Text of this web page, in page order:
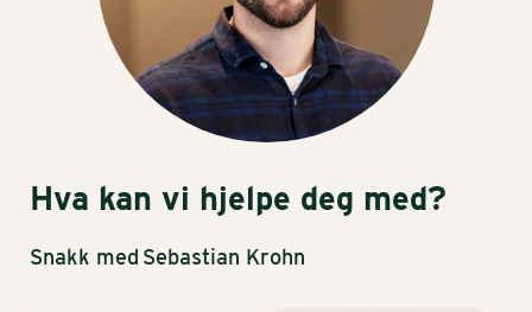
Hva kan vi hjelpe deg med?
Snakk med Sebastian Krohn